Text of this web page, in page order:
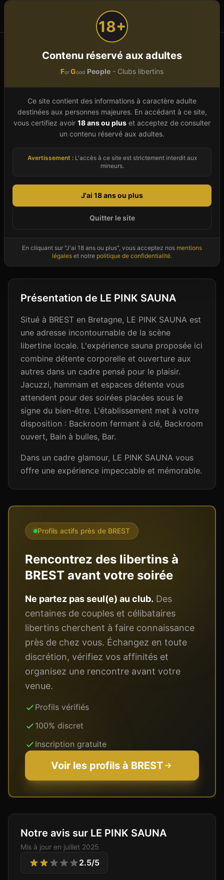
18+
Contenu réservé aux adultes
ForGood People - Clubs libertins
Ce site contient des informations à caractère adulte
destinées aux personnes majeures. En accédant à ce site,
vous certifiez avoir 18 ans ou plus et acceptez de consulter
un contenu réservé aux adultes.
Avertissement :L'accès à ce site est strictement interdit aux
mineurs.
J'ai 18 ans ou plus
Quitter le site
En cliquant sur "J'ai 18 ans ou plus", vous acceptez nos mentions
légales et notre politique de confidentialité.
Accueil Bretagne Finistère (29)
BREST
LE PINK SAUNA
Sauna Gay Et Libertin ÀBREST
Possiblement fermé
Spa & Wellness
Donne ton avis (anonyme, sans inscription)
Photos non contractuelles - Images d'ambiance à titre illustratif
Présentation de LE PINK SAUNA
Situé à BREST en Bretagne, LE PINK SAUNA est
une adresse incontournable de la scène
libertine locale. L'expérience sauna proposée ici
combine détente corporelle et ouverture aux
autres dans un cadre pensé pour le plaisir.
Jacuzzi, hammam et espaces détente vous
attendent pour des soirées placées sous le
signe du bien-être. L'établissement met à votre
disposition : Backroom fermant à clé, Backroom
ouvert, Bain à bulles, Bar.
Dans un cadre glamour, LE PINK SAUNA vous
offre une expérience impeccable et mémorable.
Profils actifs près de BREST
Rencontrez des libertins à
BREST avant votre soirée
Ne partez pas seul(e) au club. Des
centaines de couples et célibataires
libertins cherchent à faire connaissance
près de chez vous. Échangez en toute
discrétion, vérifiez vos affinités et
organisez une rencontre avant votre
venue.
Profils vérifiés
100% discret
Inscription gratuite
Voir les profils à BREST
Notre avis sur LE PINK SAUNA
Mis à jour en juillet 2025
2.5/5